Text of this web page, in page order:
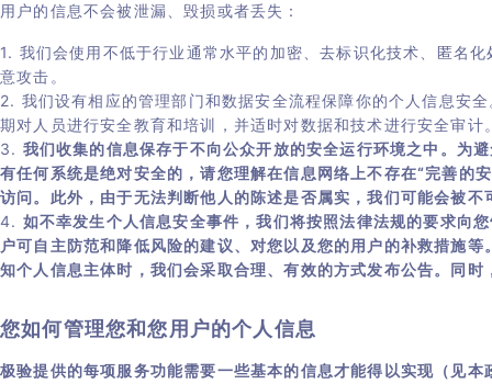
用户的信息不会被泄漏、毁损或者丢失：
1. 我们会使用不低于行业通常水平的加密、去标识化技术、匿名
意攻击。
2. 我们设有相应的管理部门和数据安全流程保障你的个人信息安
期对人员进行安全教育和培训，并适时对数据和技术进行安全审计
3. 我们收集的信息保存于不向公众开放的安全运行环境之中。为
有任何系统是绝对安全的，请您理解在信息网络上不存在“完善的
访问。此外，由于无法判断他人的陈述是否属实，我们可能会被
4. 如不幸发生个人信息安全事件，我们将按照法律法规的要求向
户可自主防范和降低风险的建议、对您以及您的用户的补救措施
知个人信息主体时，我们会采取合理、有效的方式发布公告。同
您如何管理您和您用户的个人信息
极验提供的每项服务功能需要一些基本的信息才能得以实现（见